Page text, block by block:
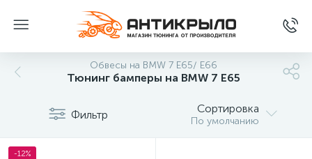
Обвесы на BMW 7 E65/ E66
Тюнинг бамперы на BMW 7 E65
Фильтр Сортировка
По умолчанию
-12%